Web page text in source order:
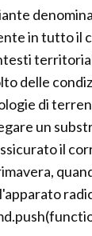
in tutto il
delle
di
un
il